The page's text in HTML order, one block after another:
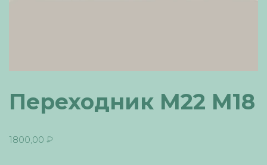
Переходник М22 М18
1800,00 ₽